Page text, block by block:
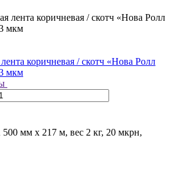
коричневая / скотч «Нова Ролл
мкм